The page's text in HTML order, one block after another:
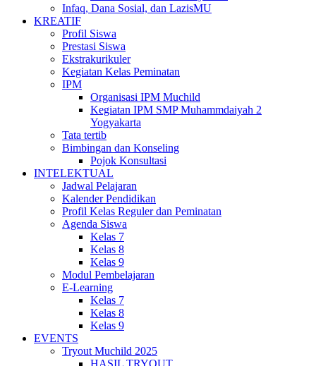
Infaq, Dana Sosial, dan LazisMU
KREATIF
Profil Siswa
Prestasi Siswa
Ekstrakurikuler
Kegiatan Kelas Peminatan
IPM
Organisasi IPM Muchild
Kegiatan IPM SMP Muhammdaiyah 2
Yogyakarta
Tata tertib
Bimbingan dan Konseling
Pojok Konsultasi
INTELEKTUAL
Jadwal Pelajaran
Kalender Pendidikan
Profil Kelas Reguler dan Peminatan
Agenda Siswa
Kelas 7
Kelas 8
Kelas 9
Modul Pembelajaran
E-Learning
Kelas 7
Kelas 8
Kelas 9
EVENTS
Tryout Muchild 2025
HASIL TRYOUT